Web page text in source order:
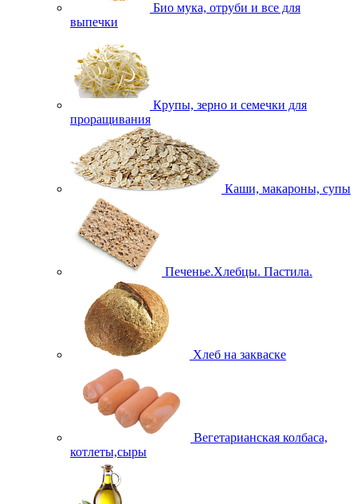
Био мука, отруби и все для
выпечки
Крупы, зерно и семечки для
проращивания
Каши, макароны, супы
Печенье.Хлебцы. Пастила.
Хлеб на закваске
Вегетарианская колбаса,
котлеты,сыры